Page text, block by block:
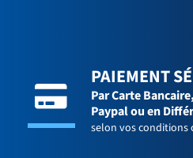
PAIEMENT
Par Carte Bancaire,
Paypal ou en
selon vos conditions